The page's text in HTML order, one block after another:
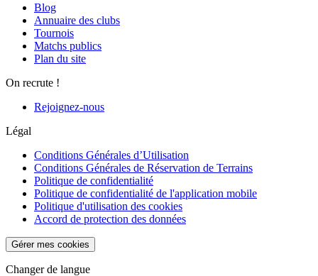
Blog
Annuaire des clubs
Tournois
Matchs publics
Plan du site
On recrute !
Rejoignez-nous
Légal
Conditions Générales d’Utilisation
Conditions Générales de Réservation de Terrains
Politique de confidentialité
Politique de confidentialité de l'application mobile
Politique d'utilisation des cookies
Accord de protection des données
Gérer mes cookies
Changer de langue